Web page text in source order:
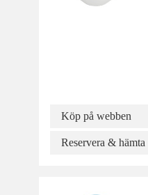
Köp på webben
Reservera & hämta